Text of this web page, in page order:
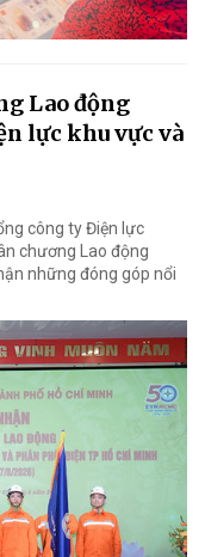
Lao động
lực khu vực và
công ty Điện lực
chương Lao động
những đóng góp nổi